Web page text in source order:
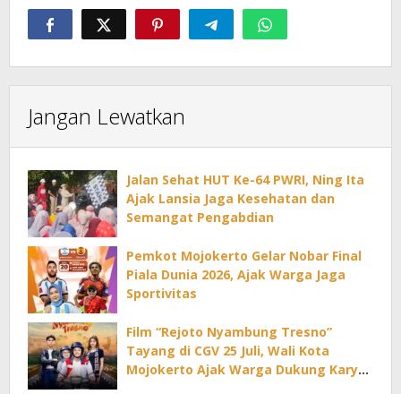
Jangan Lewatkan
Jalan Sehat HUT Ke-64 PWRI, Ning Ita
Ajak Lansia Jaga Kesehatan dan
Semangat Pengabdian
Pemkot Mojokerto Gelar Nobar Final
Piala Dunia 2026, Ajak Warga Jaga
Sportivitas
Film “Rejoto Nyambung Tresno”
Tayang di CGV 25 Juli, Wali Kota
Mojokerto Ajak Warga Dukung Karya